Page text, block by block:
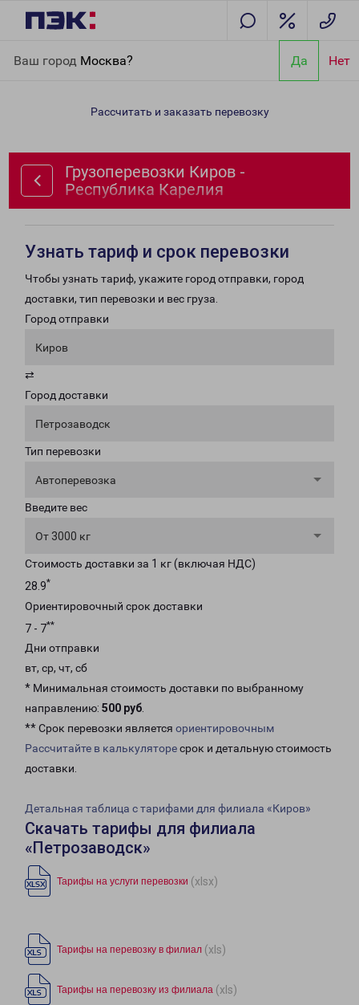
Ваш город Москва? Да Нет
Карелия
Рассчитать и заказать перевозку
Грузоперевозки Киров -
Республика Карелия
Узнать тариф и срок перевозки
Чтобы узнать тариф, укажите город отправки, город
доставки, тип перевозки и вес груза.
Город отправки
Киров
⇄
Город доставки
Петрозаводск
Тип перевозки
Автоперевозка
Введите вес
От 3000 кг
Стоимость доставки за 1 кг (включая НДС)
28.9*
Ориентировочный срок доставки
7 - 7**
Дни отправки
вт, ср, чт, сб
* Минимальная стоимость доставки по выбранному
направлению: 500 руб.
** Срок перевозки является ориентировочным
Рассчитайте в калькуляторесрок и детальную стоимость
доставки.
Детальная таблица с тарифами для филиала «Киров»
Скачать тарифы для филиала
«Петрозаводск»
Тарифы на услуги перевозки (xlsx)
Тарифы на перевозку в филиал (xls)
Тарифы на перевозку из филиала (xls)